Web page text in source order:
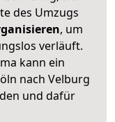
des Umzugs
, um
verläuft.
kann ein
nach Velburg
und dafür